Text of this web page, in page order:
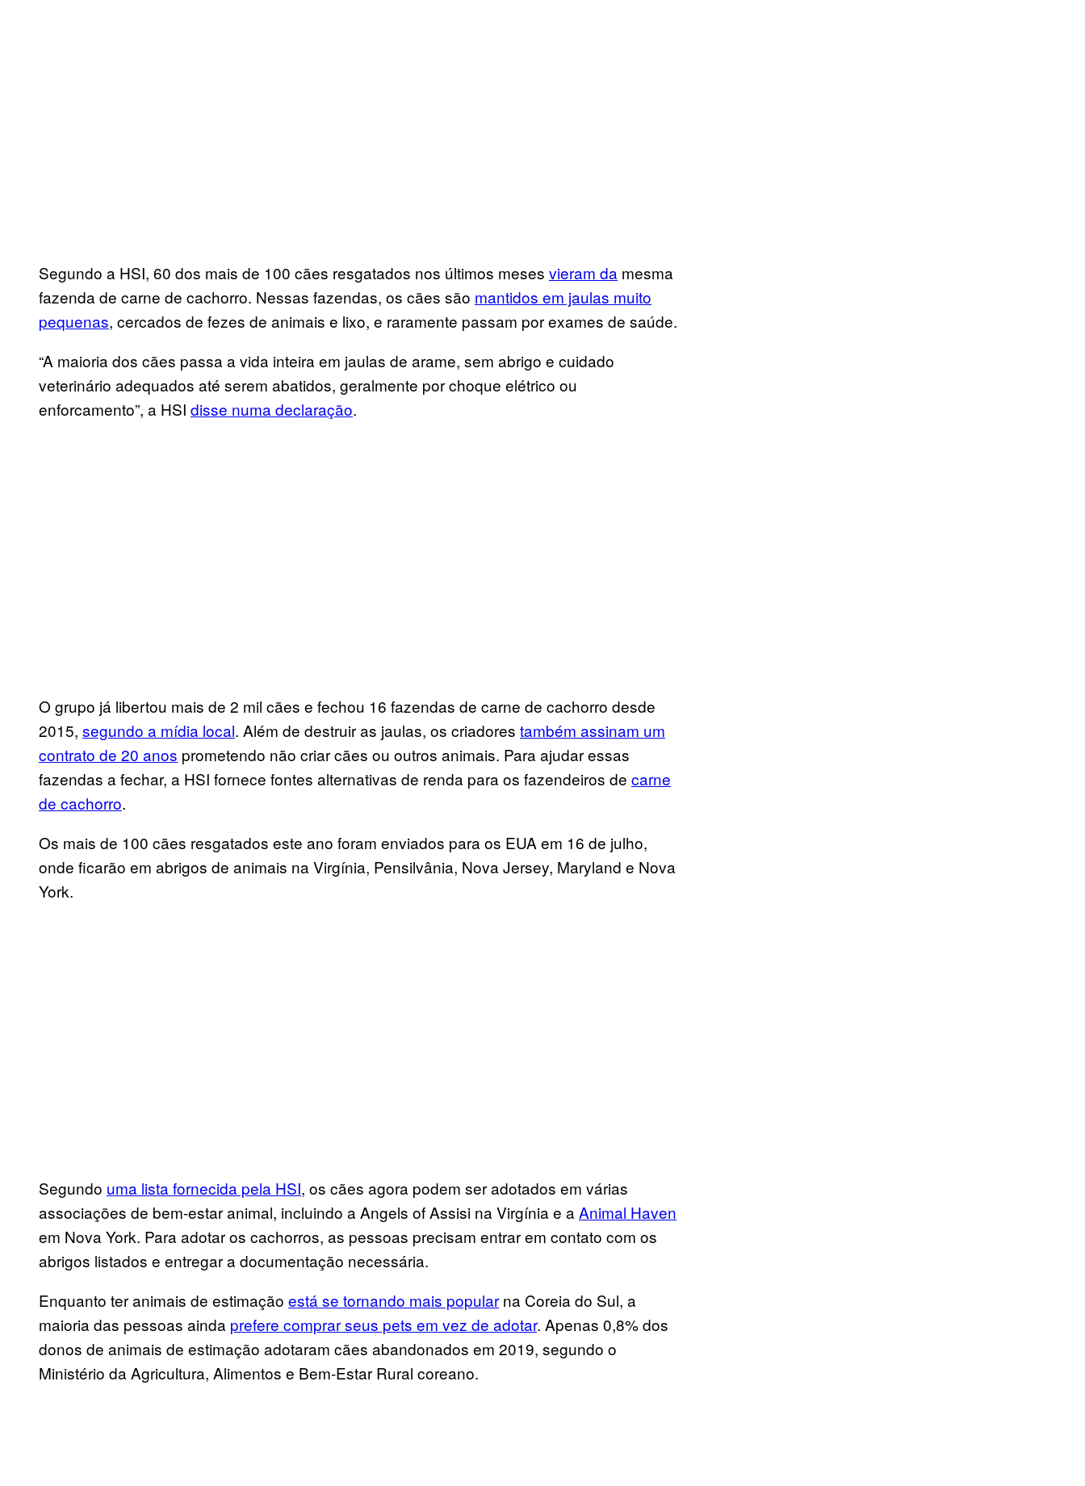
Segundo a HSI, 60 dos mais de 100 cães resgatados nos últimos meses vieram da mesma
fazenda de carne de cachorro. Nessas fazendas, os cães são mantidos em jaulas muito
pequenas, cercados de fezes de animais e lixo, e raramente passam por exames de saúde.
“A maioria dos cães passa a vida inteira em jaulas de arame, sem abrigo e cuidado
veterinário adequados até serem abatidos, geralmente por choque elétrico ou
enforcamento”, a HSI disse numa declaração.
O grupo já libertou mais de 2 mil cães e fechou 16 fazendas de carne de cachorro desde
2015, segundo a mídia local. Além de destruir as jaulas, os criadores também assinam um
contrato de 20 anos prometendo não criar cães ou outros animais. Para ajudar essas
fazendas a fechar, a HSI fornece fontes alternativas de renda para os fazendeiros de carne
de cachorro.
Os mais de 100 cães resgatados este ano foram enviados para os EUA em 16 de julho,
onde ficarão em abrigos de animais na Virgínia, Pensilvânia, Nova Jersey, Maryland e Nova
York.
Segundo uma lista fornecida pela HSI, os cães agora podem ser adotados em várias
associações de bem-estar animal, incluindo a Angels of Assisi na Virgínia e a Animal Haven
em Nova York. Para adotar os cachorros, as pessoas precisam entrar em contato com os
abrigos listados e entregar a documentação necessária.
Enquanto ter animais de estimação está se tornando mais popular na Coreia do Sul, a
maioria das pessoas ainda prefere comprar seus pets em vez de adotar. Apenas 0,8% dos
donos de animais de estimação adotaram cães abandonados em 2019, segundo o
Ministério da Agricultura, Alimentos e Bem-Estar Rural coreano.